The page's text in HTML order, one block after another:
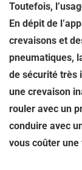
Toutefois,
En dépit de
crevaisons et
pneumatiques,
de sécurité très
une crevaison
rouler avec un
conduire avec
vous coûter